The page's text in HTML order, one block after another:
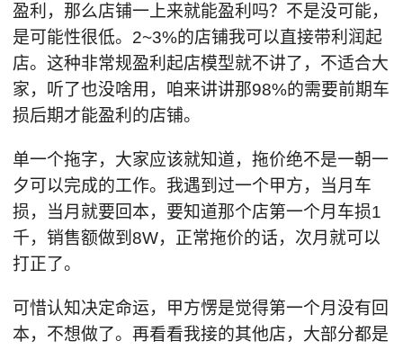
盈利，那么店铺一上来就能盈利吗？不是没可能，
是可能性很低。2~3%的店铺我可以直接带利润起
店。这种非常规盈利起店模型就不讲了，不适合大
家，听了也没啥用，咱来讲讲那98%的需要前期车
损后期才能盈利的店铺。
单一个拖字，大家应该就知道，拖价绝不是一朝一
夕可以完成的工作。我遇到过一个甲方，当月车
损，当月就要回本，要知道那个店第一个月车损1
千，销售额做到8W，正常拖价的话，次月就可以
打正了。
可惜认知决定命运，甲方愣是觉得第一个月没有回
本，不想做了。再看看我接的其他店，大部分都是